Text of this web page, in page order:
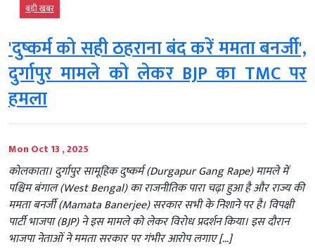
बड़ी खबर
'दुष्कर्म को सही ठहराना बंद करें ममता बनर्जी',
दुर्गापुर मामले को लेकर BJP का TMC पर
हमला
Mon Oct 13 , 2025
कोलकाता। दुर्गापुर सामूहिक दुष्कर्म (Durgapur Gang Rape) मामले में
पश्चिम बंगाल (West Bengal) का राजनीतिक पारा चढ़ा हुआ है और राज्य की
ममता बनर्जी (Mamata Banerjee) सरकार सभी के निशाने पर है। विपक्षी
पार्टी भाजपा (BJP) ने इस मामले को लेकर विरोध प्रदर्शन किया। इस दौरान
भाजपा नेताओं ने ममता सरकार पर गंभीर आरोप लगाए […]